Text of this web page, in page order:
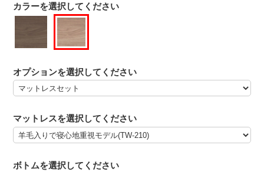
カラーを選択してください
オプションを選択してください
マットレスを選択してください
ボトムを選択してください